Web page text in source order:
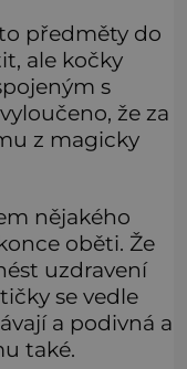
předměty do
ale kočky
s
že za
z magicky
nějakého
oběti. Že
uzdravení
se vedle
a podivná a
také.